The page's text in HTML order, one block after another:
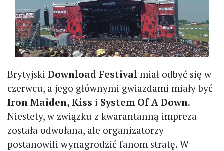
Brytyjski Download Festival miał odbyć się w
czerwcu, a jego głównymi gwiazdami miały być
Iron Maiden, Kiss i System Of A Down.
Niestety, w związku z kwarantanną impreza
została odwołana, ale organizatorzy
postanowili wynagrodzić fanom stratę. W